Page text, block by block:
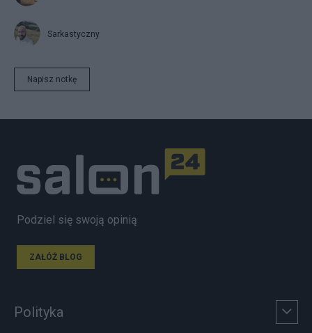
Sarkastyczny
Napisz notkę
Podziel się swoją opinią
ZAŁÓŻ BLOG
Polityka